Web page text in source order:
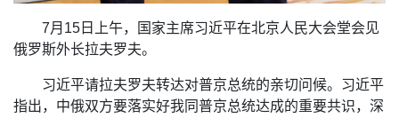
7月15日上午，国家主席习近平在北京人民大会堂会见
俄罗斯外长拉夫罗夫。
习近平请拉夫罗夫转达对普京总统的亲切问候。习近平
指出，中俄双方要落实好我同普京总统达成的重要共识，深